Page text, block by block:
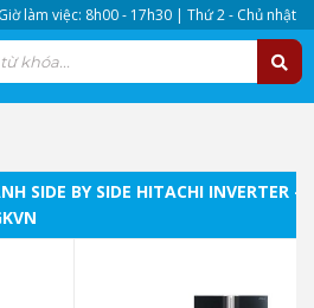
Giờ làm việc: 8h00 - 17h30 | Thứ 2 - Chủ nhật
SIDE BY SIDE HITACHI INVERTER -